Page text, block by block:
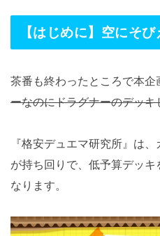
【はじめに】空にそ
茶番も終わったところで本企
ーなのにドラグナーのデッ
『格安デュエマ研究所』は
が持ち回りで、低予算デッ
なります。